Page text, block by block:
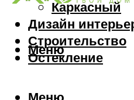
Каркасный
Дизайн
Строительство
Остекление
Меню